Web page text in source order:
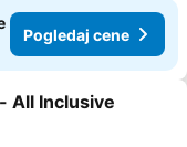
Pogledaj cene
favorite
All Inclusive